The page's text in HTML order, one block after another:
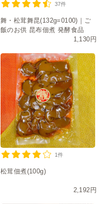
舞・松茸舞昆(132g=0100)｜ご
飯のお供 昆布佃煮 発酵食品
1,130円
37件
松茸佃煮(100g)
2,192円
1件